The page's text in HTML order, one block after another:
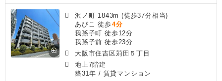
沢ノ町 1843m (徒歩37分相当)
あびこ 徒歩4分
我孫子町 徒歩12分
我孫子前 徒歩23分
大阪市住吉区苅田５丁目
地上7階建
築31年 / 賃貸マンション